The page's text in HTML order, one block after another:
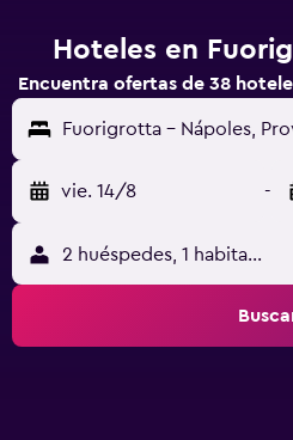
Hoteles en
Encuentra ofertas de 38
Fuorigrotta - Nápoles,
vie. 14/8 -
2 huéspedes, 1 habitación